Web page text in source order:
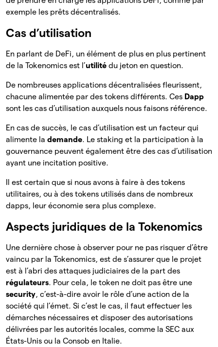
exemple les prêts décentralisés.
Cas d’utilisation
En parlant de DeFi, un élément de plus en plus pertinent
de la Tokenomics est l’utilité du jeton en question.
De nombreuses applications décentralisées fleurissent,
chacune alimentée par des tokens différents. Ces Dapp
sont les cas d’utilisation auxquels nous faisons référence.
En cas de succès, le cas d’utilisation est un facteur qui
alimente la demande. Le staking et la participation à la
gouvernance peuvent également être des cas d’utilisation
ayant une incitation positive.
Il est certain que si nous avons à faire à des tokens
utilitaires, ou à des tokens utilisés dans de nombreux
dapps, leur économie sera plus complexe.
Aspects juridiques de la Tokenomics
Une dernière chose à observer pour ne pas risquer d’être
vaincu par la Tokenomics, est de s’assurer que le projet
est à l’abri des attaques judiciaires de la part des
régulateurs. Pour cela, le token ne doit pas être une
security, c’est-à-dire avoir le rôle d’une action de la
société qui l’émet. Si c’est le cas, il faut effectuer les
démarches nécessaires et disposer des autorisations
délivrées par les autorités locales, comme la SEC aux
États-Unis ou la Consob en Italie.